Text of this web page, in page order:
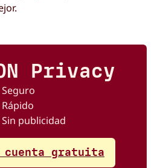
Privacy
Seguro
Rápido
Sin publicidad
cuenta gratuita